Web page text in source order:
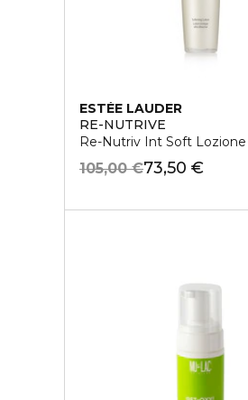
ESTÉE LAUDER
RE-NUTRIVE
Re-Nutriv Int Soft Lozione
73,50 €
105,00 €